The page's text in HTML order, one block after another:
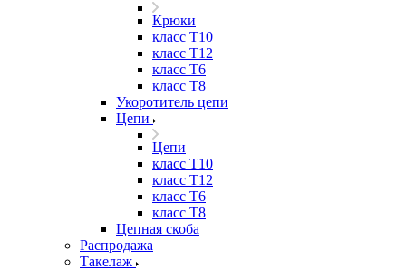
Крюки
класс Т10
класс Т12
класс Т6
класс Т8
Укоротитель цепи
Цепи
Цепи
класс Т10
класс Т12
класс Т6
класс Т8
Цепная скоба
Распродажа
Такелаж